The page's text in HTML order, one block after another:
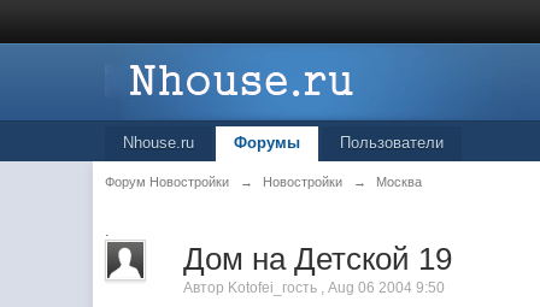
Nhouse.ru Форумы Пользователи
Форум Новостройки → Новостройки → Москва
.
Дом на Детской 19
Автор Kotofei_гость ,Aug 06 2004 9:50